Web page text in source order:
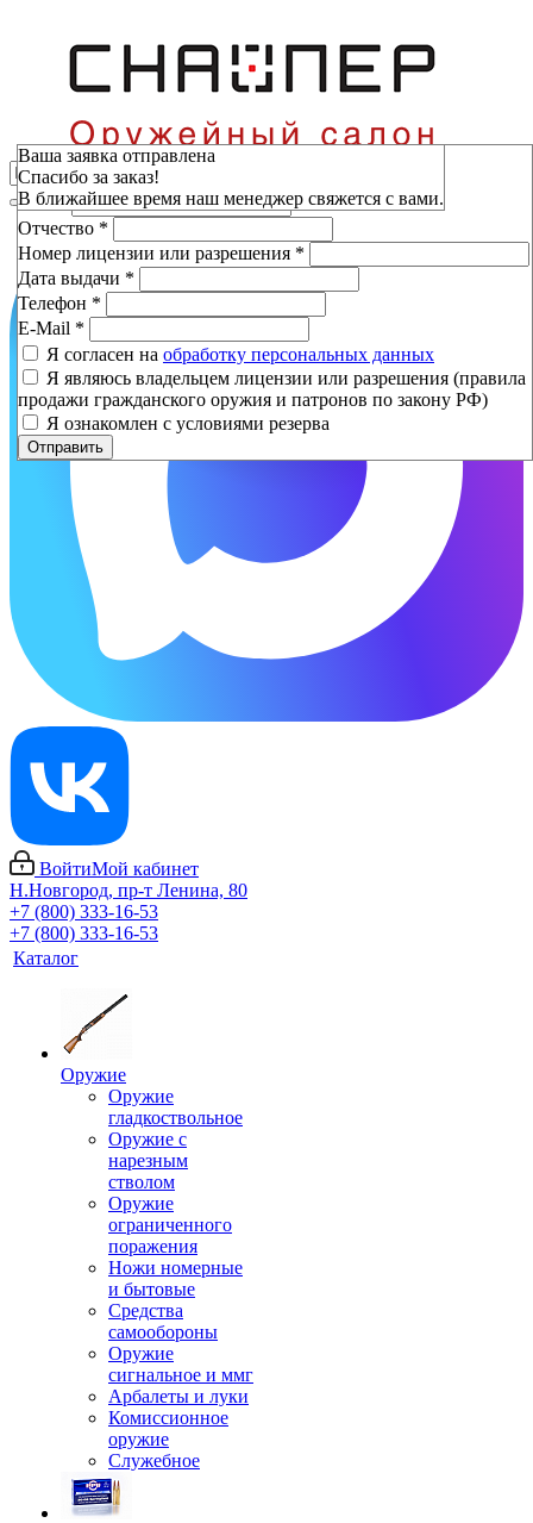
ВойтиМой кабинет
Н.Новгород, пр-т Ленина, 80
+7 (800) 333-16-53
+7 (800) 333-16-53
Каталог
Оружие
Оружие
гладкоствольное
Оружие с
нарезным
стволом
Оружие
ограниченного
поражения
Ножи номерные
и бытовые
Средства
самообороны
Оружие
сигнальное и ммг
Арбалеты и луки
Комиссионное
оружие
Служебное
Зарезервировать
Фамилия*
Имя*
Отчество *
Номер лицензии или разрешения *
Дата выдачи *
Телефон *
E-Mail *
Я согласен на обработку персональных данных
Я являюсь владельцем лицензии или разрешения (правила
продажи гражданского оружия и патронов по закону РФ)
Я ознакомлен с условиями резерва
Отправить
Ваша заявка отправлена
Спасибо за заказ!
В ближайшее время наш менеджер свяжется с вами.